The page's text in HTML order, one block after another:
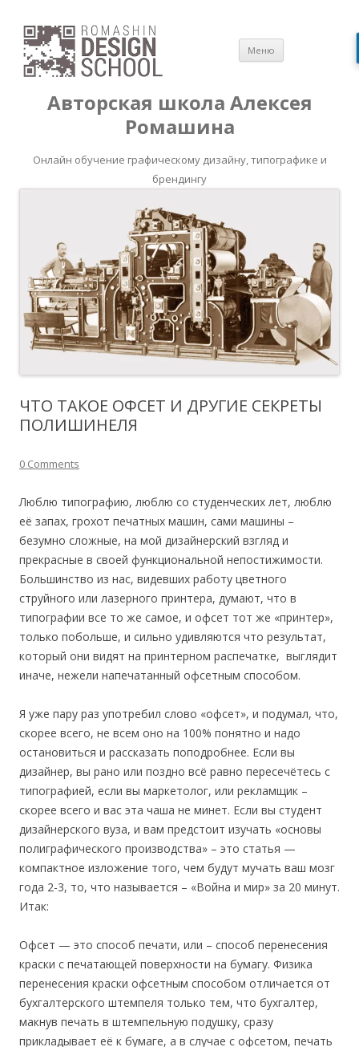
Авторская школа Алексея
Ромашина
Онлайн обучение графическому дизайну, типографике и
брендингу
Меню
содержимому
ЧТО ТАКОЕ ОФСЕТ И ДРУГИЕ СЕКРЕТЫ
ПОЛИШИНЕЛЯ
0 Comments
Люблю типографию, люблю со студенческих лет, люблю
её запах, грохот печатных машин, сами машины –
безумно сложные, на мой дизайнерский взгляд и
прекрасные в своей функциональной непостижимости.
Большинство из нас, видевших работу цветного
струйного или лазерного принтера, думают, что в
типографии все то же самое, и офсет тот же «принтер»,
только побольше, и сильно удивляются что результат,
который они видят на принтерном распечатке, выглядит
иначе, нежели напечатанный офсетным способом.
Я уже пару раз употребил слово «офсет», и подумал, что,
скорее всего, не всем оно на 100% понятно и надо
остановиться и рассказать поподробнее. Если вы
дизайнер, вы рано или поздно всё равно пересечётесь с
типографией, если вы маркетолог, или рекламщик –
скорее всего и вас эта чаша не минет. Если вы студент
дизайнерского вуза, и вам предстоит изучать «основы
полиграфического производства» – это статья —
компактное изложение того, чем будут мучать ваш мозг
года 2-3, то, что называется – «Война и мир» за 20 минут.
Итак:
Офсет — это способ печати, или – способ перенесения
краски с печатающей поверхности на бумагу. Физика
перенесения краски офсетным способом отличается от
бухгалтерского штемпеля только тем, что бухгалтер,
макнув печать в штемпельную подушку, сразу
прикладывает её к бумаге, а в случае с офсетом, печать